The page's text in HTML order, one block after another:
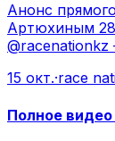
Анонс
Артюхиным 28
15 окт.·race
Полное видео